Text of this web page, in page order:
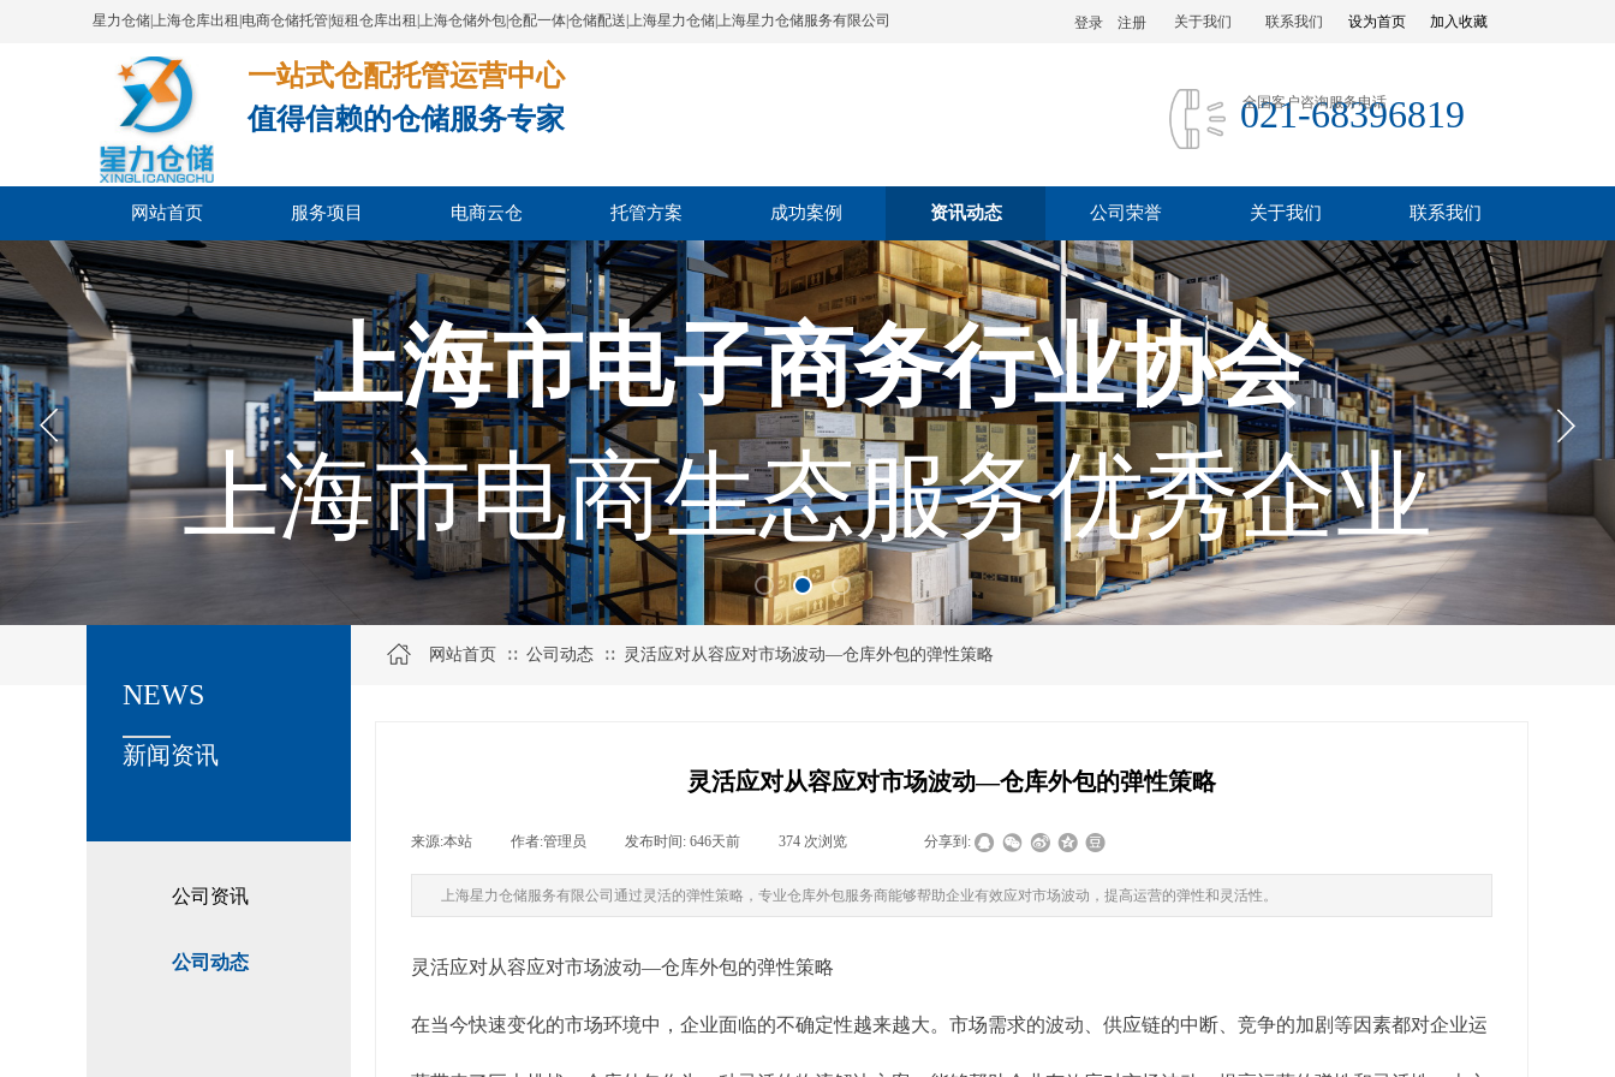
星力仓储|上海仓库出租|电商仓储托管|短租仓库出租|上海仓储外包|仓配一体|仓储配送|上海星力仓储|上海星力仓储服务有限公司 设为首页 加入收藏
登录 注册 联系我们
关于我们
一站式仓配托管运营中心​​​​​​​​​​​​​​​​​
值得信赖的仓储服务专家
全国客户咨询服务电话
021-68396819
网站首页 服务项目 电商云仓 托管方案 成功案例 资讯动态 公司荣誉 关于我们 联系我们
上海市电子商务行业协会
上海市电商生态服务优秀企业
公司资讯
公司动态
关于我们
新闻资讯
NEWS
网站首页 ∷ 公司动态 ∷ 灵活应对从容应对市场波动—仓库外包的弹性策略
灵活应对从容应对市场波动—仓库外包的弹性策略
来源:本站 作者:管理员 发布时间: 646天前 374 次浏览 分享到:
上海星力仓储服务有限公司通过灵活的弹性策略，专业仓库外包服务商能够帮助企业有效应对市场波动，提高运营的弹性和灵活性。
灵活应对从容应对市场波动—仓库外包的弹性策略
在当今快速变化的市场环境中，企业面临的不确定性越来越大。市场需求的波动、供应链的中断、竞争的加剧等因素都对企业运